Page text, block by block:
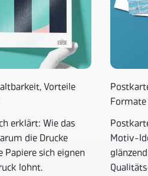
Vorteile
erklärt: Wie das
die Drucke
Papiere sich eignen
lohnt.
Motiv-